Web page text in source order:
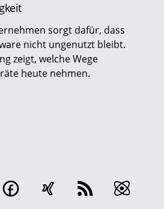
sorgt dafür, dass
nicht ungenutzt bleibt.
zeigt, welche Wege
heute nehmen.